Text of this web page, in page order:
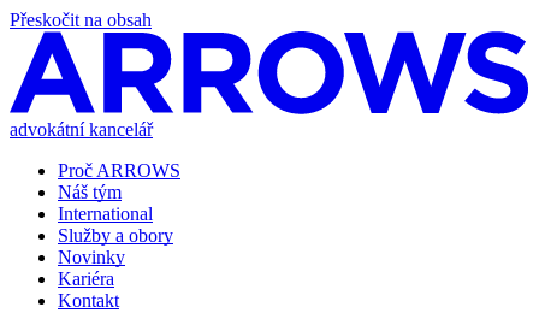
Přeskočit na obsah
advokátní kancelář
Proč ARROWS
Náš tým
International
Služby a obory
Novinky
Kariéra
Kontakt